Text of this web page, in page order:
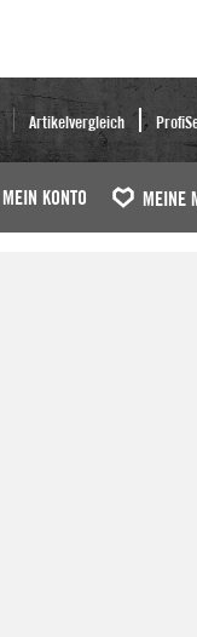
Artikelvergleich
MEIN KONTO MEINE